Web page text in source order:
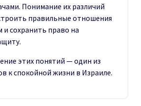
Понимание их различий
правильные отношения
и сохранить право на
этих понятий — один из
к спокойной жизни в Израиле.